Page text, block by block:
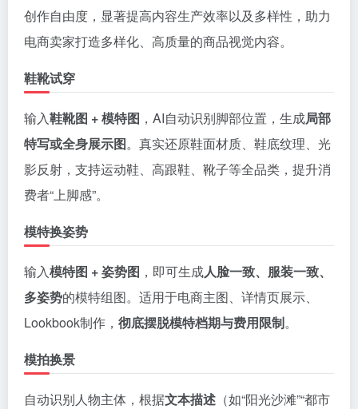
创作自由度，显著提高内容生产效率以及多样性，助力
电商卖家打造多样化、高质量的商品视觉内容。
鞋靴试穿
输入鞋靴图 + 模特图 ，AI自动识别脚部位置，生成局部
特写或全身展示图。真实还原鞋面材质、鞋底纹理、光
影反射，支持运动鞋、高跟鞋、靴子等全品类，提升消
费者“上脚感”。
模特换姿势
输入模特图 + 姿势图 ，即可生成人脸一致、服装一致、
多姿势的模特组图。适用于电商主图、详情页展示、
Lookbook制作， 彻底摆脱模特档期与费用限制。
模拍换景
自动识别人物主体，根据文本描述 （如“阳光沙滩”“都市